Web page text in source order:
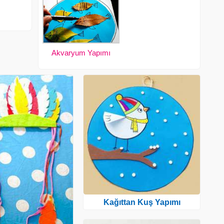
Akvaryum Yapımı
Kağıttan Kuş Yapımı